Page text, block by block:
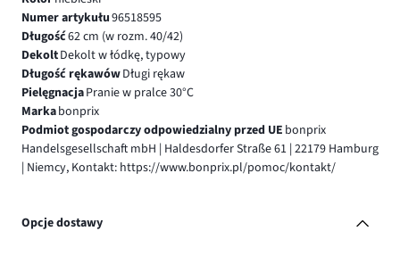
Numer artykułu96518595
Długość62 cm (w rozm. 40/42)
DekoltDekolt w łódkę, typowy
Długość rękawówDługi rękaw
PielęgnacjaPranie w pralce 30°C
Markabonprix
Podmiot gospodarczy odpowiedzialny przed UE bonprix
Handelsgesellschaft mbH | Haldesdorfer Straße 61 | 22179 Hamburg
| Niemcy, Kontakt: https://www.bonprix.pl/pomoc/kontakt/
Opcje dostawy